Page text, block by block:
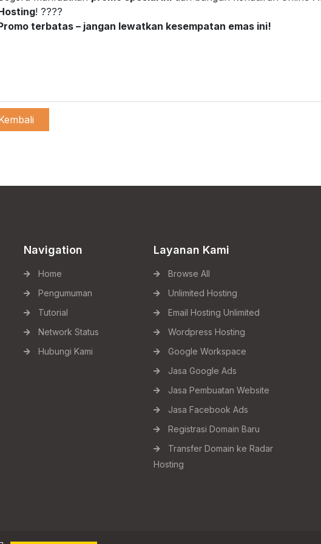
! ????
terbatas – jangan lewatkan kesempatan emas ini!
Navigation
Home
Pengumuman
Tutorial
Network Status
Hubungi Kami
Layanan Kami
Browse All
Unlimited Hosting
Email Hosting Unlimited
Wordpress Hosting
Google Workspace
Jasa Google Ads
Jasa Pembuatan Website
Jasa Facebook Ads
Registrasi Domain Baru
Transfer Domain ke Radar
Hosting